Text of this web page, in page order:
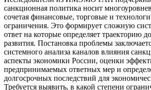
санкционная политика носит
сочетая финансовые, торговые и
ограничения. Это формирует сложную
ответ на которые определяет траекторию
развития. Постановка проблемы
системного анализа каналов влияния
аспекты экономики России, оценки
предпринимаемых ответных мер и
долгосрочных последствий для
Требуется выявить, в какой степени